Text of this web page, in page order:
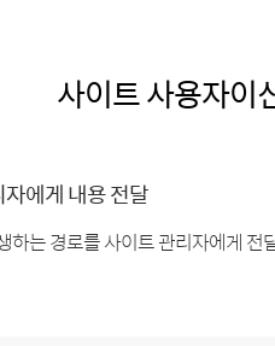
사이트 사용자이
에게 내용 전달
하는 경로를 사이트 관리자에게 전